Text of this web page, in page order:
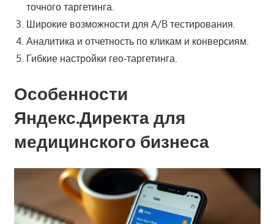
точного таргетинга.
Широкие возможности для A/B тестирования.
Аналитика и отчетность по кликам и конверсиям.
Гибкие настройки гео-таргетинга.
Особенности
Яндекс.Директа для
медицинского бизнеса